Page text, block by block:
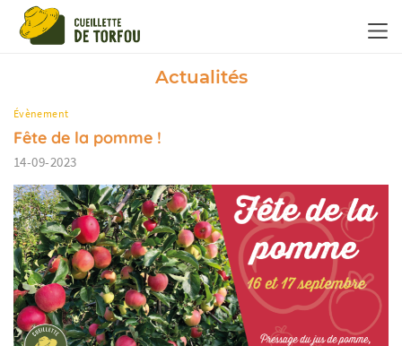
Actualités
Évènement
Fête de la pomme !
14-09-2023
Panneau de gestion des cookies